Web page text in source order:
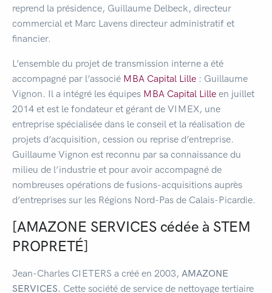
reprend la présidence, Guillaume Delbeck, directeur
commercial et Marc Lavens directeur administratif et
financier.
L’ensemble du projet de transmission interne a été
accompagné par l’associé MBA Capital Lille : Guillaume
Vignon. Il a intégré les équipes MBA Capital Lille en juillet
2014 et est le fondateur et gérant de VIMEX, une
entreprise spécialisée dans le conseil et la réalisation de
projets d’acquisition, cession ou reprise d’entreprise.
Guillaume Vignon est reconnu par sa connaissance du
milieu de l’industrie et pour avoir accompagné de
nombreuses opérations de fusions-acquisitions auprès
d’entreprises sur les Régions Nord-Pas de Calais-Picardie.
[AMAZONE SERVICES cédée à STEM
PROPRETÉ]
Jean-Charles CIETERS a créé en 2003, AMAZONE
SERVICES. Cette société de service de nettoyage tertiaire